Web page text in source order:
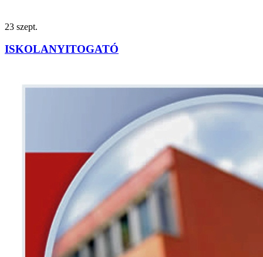
23 szept.
ISKOLANYITOGATÓ